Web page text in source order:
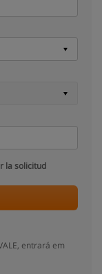
la solicitud
entrará em